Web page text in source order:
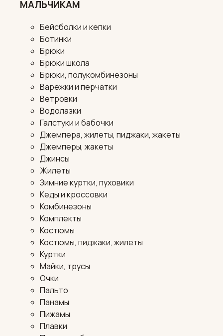
МАЛЬЧИКАМ
Бейсболки и кепки
Ботинки
Брюки
Брюки школа
Брюки, полукомбинезоны
Варежки и перчатки
Ветровки
Водолазки
Галстуки и бабочки
Джемпера, жилеты, пиджаки, жакеты
Джемперы, жакеты
Джинсы
Жилеты
Зимние куртки, пуховики
Кеды и кроссовки
Комбинезоны
Комплекты
Костюмы
Костюмы, пиджаки, жилеты
Куртки
Майки, трусы
Очки
Пальто
Панамы
Пижамы
Плавки